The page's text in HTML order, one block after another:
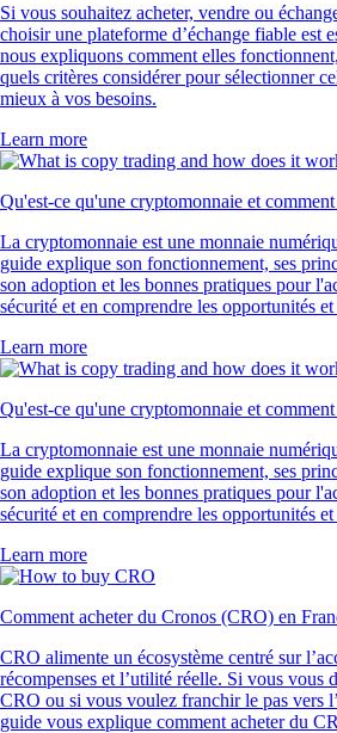
Si vous souhaitez acheter, vendre ou
choisir une plateforme d’échange fiable est
nous expliquons comment elles
quels critères considérer pour sélectionner
mieux à vos besoins.
Learn more
Qu'est-ce qu'une cryptomonnaie et
La cryptomonnaie est une monnaie
guide explique son fonctionnement, ses
son adoption et les bonnes pratiques pour
sécurité et en comprendre les opportunités et
Learn more
Qu'est-ce qu'une cryptomonnaie et
La cryptomonnaie est une monnaie
guide explique son fonctionnement, ses
son adoption et les bonnes pratiques pour
sécurité et en comprendre les opportunités et
Learn more
Comment acheter du Cronos (CRO) en
CRO alimente un écosystème centré sur
récompenses et l’utilité réelle. Si vous vous
CRO ou si vous voulez franchir le pas vers
guide vous explique comment acheter du